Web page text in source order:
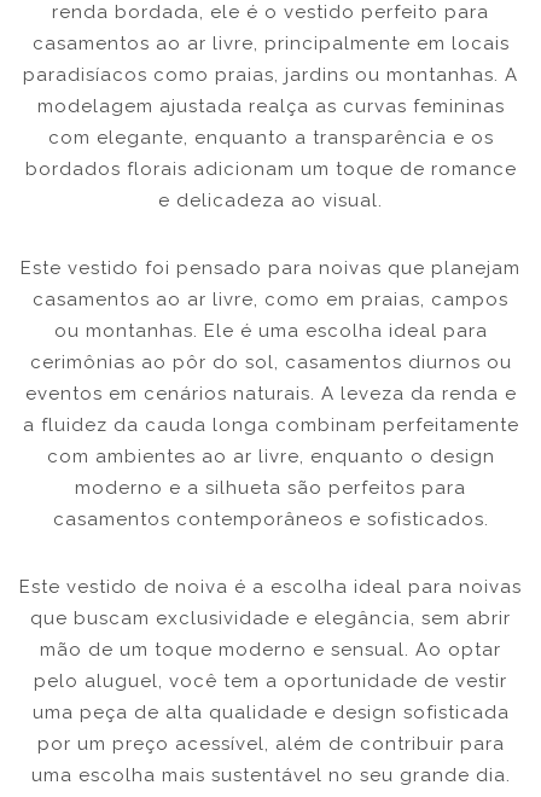
renda bordada, ele é o vestido perfeito para
casamentos ao ar livre, principalmente em locais
paradisíacos como praias, jardins ou montanhas. A
modelagem ajustada realça as curvas femininas
com elegante, enquanto a transparência e os
bordados florais adicionam um toque de romance
e delicadeza ao visual.
Este vestido foi pensado para noivas que planejam
casamentos ao ar livre, como em praias, campos
ou montanhas. Ele é uma escolha ideal para
cerimônias ao pôr do sol, casamentos diurnos ou
eventos em cenários naturais. A leveza da renda e
a fluidez da cauda longa combinam perfeitamente
com ambientes ao ar livre, enquanto o design
moderno e a silhueta são perfeitos para
casamentos contemporâneos e sofisticados.
Este vestido de noiva é a escolha ideal para noivas
que buscam exclusividade e elegância, sem abrir
mão de um toque moderno e sensual. Ao optar
pelo aluguel, você tem a oportunidade de vestir
uma peça de alta qualidade e design sofisticada
por um preço acessível, além de contribuir para
uma escolha mais sustentável no seu grande dia.